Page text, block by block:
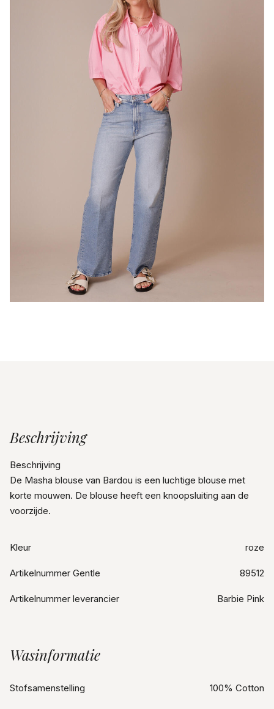
Beschrijving
Beschrijving
De Masha blouse van Bardou is een luchtige blouse met
korte mouwen. De blouse heeft een knoopsluiting aan de
voorzijde.
Kleur roze
Artikelnummer Gentle 89512
Artikelnummer leverancier Barbie Pink
Wasinformatie
Stofsamenstelling 100% Cotton